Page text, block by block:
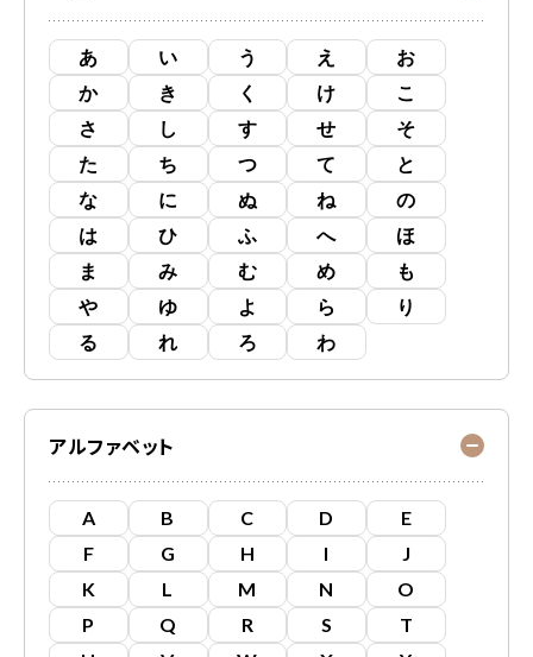
あ い う え
お
か
き く け
こ
さ
し す せ
そ
た
ち つ て
と
な
に ぬ ね
の
は
ひ ふ へ
ほ
ま
み む め
も
や
ゆ よ ら
り
る
れ ろ わ
アルファベット
A B C D
E
F
G H I
J
K
L M N
O
P
Q R S
T